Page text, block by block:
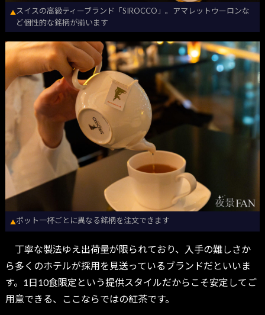
▲ スイスの高級ティーブランド「SIROCCO」。アマレットウーロンな
ど個性的な銘柄が揃います
▲ポット一杯ごとに異なる銘柄を注文できます
丁寧な製法ゆえ出荷量が限られており、入手の難しさか
ら多くのホテルが採用を見送っているブランドだといいま
す。1日10食限定という提供スタイルだからこそ安定してご
用意できる、ここならではの紅茶です。